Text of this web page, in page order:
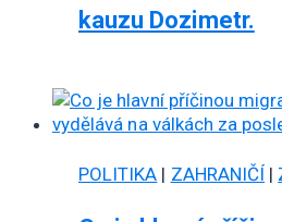
kauzu Dozimetr.
POLITIKA | ZAHRANIČÍ |